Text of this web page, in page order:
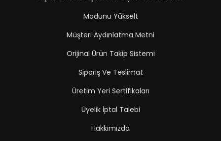
Modunu Yükselt
Müşteri Aydınlatma Metni
Orijinal Ürün Takip Sistemi
Sipariş Ve Teslimat
Üretim Yeri Sertifikaları
Üyelik İptal Talebi
Hakkımızda